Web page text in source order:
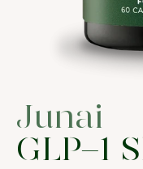
Junai
GLP-1